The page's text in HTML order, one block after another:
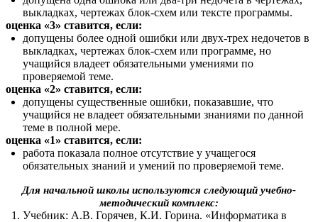
выкладках, чертежах блок-схем или тексте программы.
оценка «3» ставится, если:
допущены более одной ошибки или двух-трех недочетов в
выкладках, чертежах блок-схем или программе, но
учащийся владеет обязательными умениями по
проверяемой теме.
оценка «2» ставится, если:
допущены существенные ошибки, показавшие, что
учащийся не владеет обязательными знаниями по данной
теме в полной мере.
оценка «1» ставится, если:
работа показала полное отсутствие у учащегося
обязательных знаний и умений по проверяемой теме.
Для начальной школы используются следующий учебно-
методический комплекс:
Учебник: А.В. Горячев, К.И. Горина. «Информатика в